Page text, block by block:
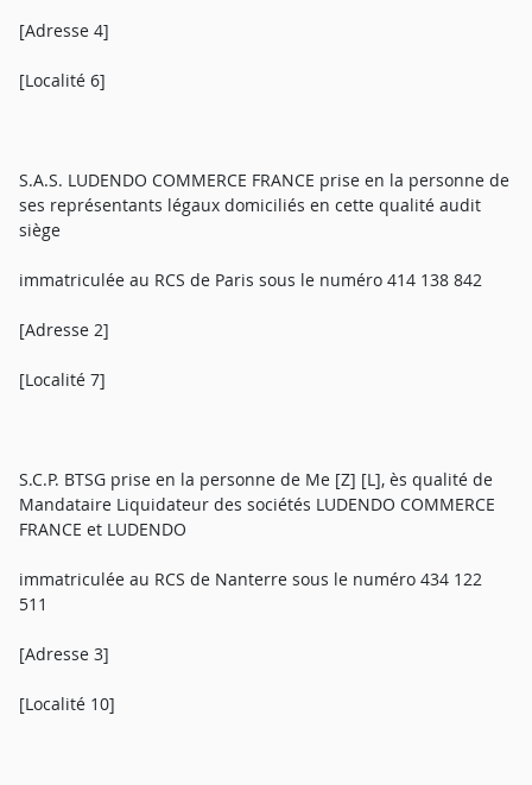
[Adresse 4]
[Localité 6]
S.A.S. LUDENDO COMMERCE FRANCE prise en la personne de
ses représentants légaux domiciliés en cette qualité audit
siège
immatriculée au RCS de Paris sous le numéro 414 138 842
[Adresse 2]
[Localité 7]
S.C.P. BTSG prise en la personne de Me [Z] [L], ès qualité de
Mandataire Liquidateur des sociétés LUDENDO COMMERCE
FRANCE et LUDENDO
immatriculée au RCS de Nanterre sous le numéro 434 122
511
[Adresse 3]
[Localité 10]